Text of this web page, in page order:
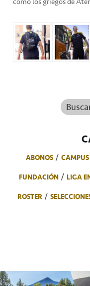
ABONOS CAMPUS
FUNDACIÓN
LIGA
ROSTER